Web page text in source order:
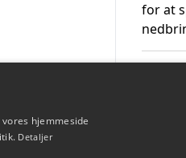
for at
hjemmeside
Detaljer